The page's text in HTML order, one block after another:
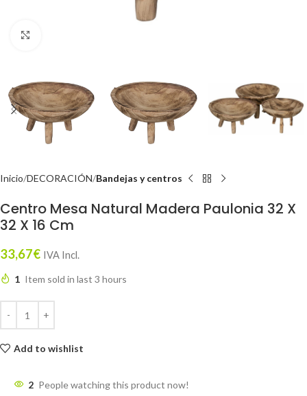
Inicio DECORACIÓN Bandejas y centros
Centro Mesa Natural Madera Paulonia 32 X
32 X 16 Cm
33,67€ IVA Incl.
1 Item sold in last 3 hours
Add to wishlist
2 People watching this product now!